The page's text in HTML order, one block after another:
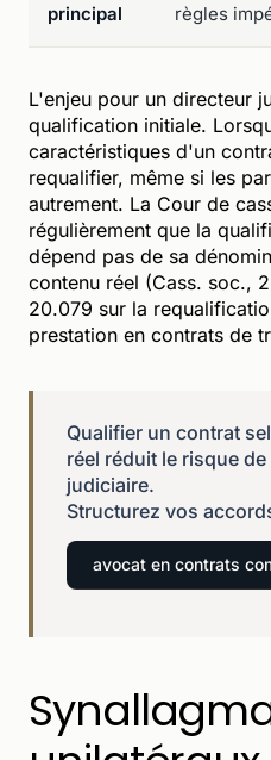
principal
règles
L'enjeu pour un directeur
qualification initiale.
caractéristiques d'un
requalifier, même si les
autrement. La Cour de
régulièrement que la
dépend pas de sa
contenu réel (Cass. soc.,
20.079 sur la
prestation en contrats de
Qualifier un contrat
réel réduit le risque
judiciaire.
Structurez vos
avocat en contrats